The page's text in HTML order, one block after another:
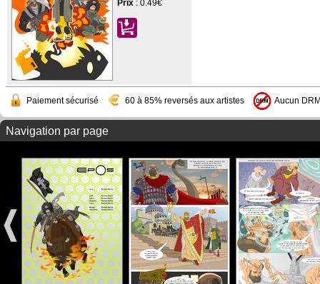
Prix : 0.49€
Paiement sécurisé 60 à 85% reversés aux artistes Aucun
Navigation par page